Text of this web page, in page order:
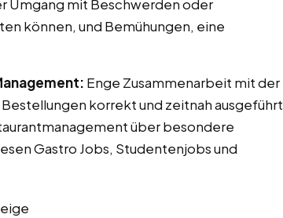
Umgang mit Beschwerden oder
können, und Bemühungen, eine
Enge Zusammenarbeit mit der
korrekt und zeitnah ausgeführt
über besondere
Gastro Jobs, Studentenjobs und